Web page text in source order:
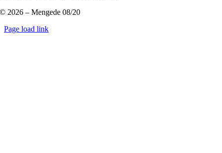
© 2026 – Mengede 08/20
Page load link